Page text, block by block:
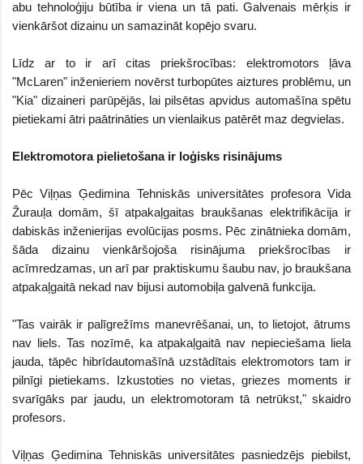
abu tehnoloģiju būtība ir viena un tā pati. Galvenais mērķis ir
vienkāršot dizainu un samazināt kopējo svaru.
Līdz ar to ir arī citas priekšrocības: elektromotors ļāva
"McLaren" inženieriem novērst turbopūtes aiztures problēmu, un
"Kia" dizaineri parūpējās, lai pilsētas apvidus automašīna spētu
pietiekami ātri paātrināties un vienlaikus patērēt maz degvielas.
Elektromotora pielietošana ir loģisks risinājums
Pēc Viļņas Ģedimina Tehniskās universitātes profesora Vida
Žurauļa domām, šī atpakaļgaitas braukšanas elektrifikācija ir
dabiskās inženierijas evolūcijas posms. Pēc zinātnieka domām,
šāda dizainu vienkāršojoša risinājuma priekšrocības ir
acīmredzamas, un arī par praktiskumu šaubu nav, jo braukšana
atpakaļgaitā nekad nav bijusi automobiļa galvenā funkcija.
"Tas vairāk ir palīgrežīms manevrēšanai, un, to lietojot, ātrums
nav liels. Tas nozīmē, ka atpakaļgaitā nav nepieciešama liela
jauda, tāpēc hibrīdautomašīnā uzstādītais elektromotors tam ir
pilnīgi pietiekams. Izkustoties no vietas, griezes moments ir
svarīgāks par jaudu, un elektromotoram tā netrūkst," skaidro
profesors.
Viļņas Ģedimina Tehniskās universitātes pasniedzējs piebilst,